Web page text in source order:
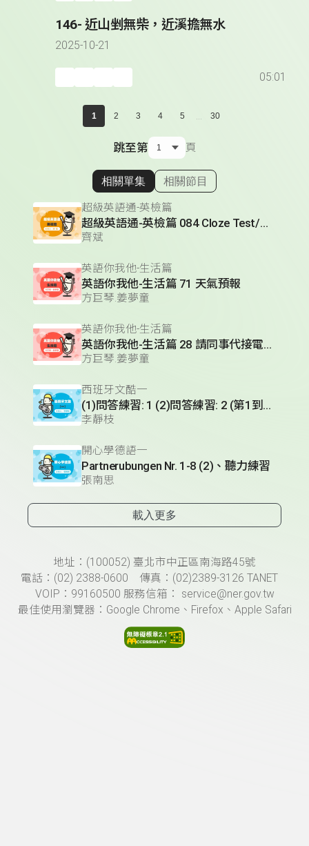
146- 近山剉無柴，近溪擔無水
2025-10-21
05:01
1 2 3 4 5 ... 30
跳至第 頁
顯示相關單集
相關單集 相關節目
超級英語通-英檢篇
超級英語通-英檢篇 084 Cloze Test/段落填空-14
齊斌
英語你我他-生活篇
英語你我他-生活篇 71 天氣預報
方巨琴.姜夢童
英語你我他-生活篇
英語你我他-生活篇 28 請同事代接電話(1)
方巨琴.姜夢童
西班牙文酷一
(1)問答練習: 1 (2)問答練習: 2 (第1到3題) (3)實用短句單元 (Hablando en plata)- 火車篇 (II)
李靜枝
開心學德語一
Partnerubungen Nr. 1-8 (2)、聽力練習
張南思
載入更多
頁尾資訊地址：(100052) 臺北市中正區南海路45號
電話：(02) 2388-0600 傳真：(02)2389-3126 TANET
VOIP：99160500 服務信箱： service@ner.gov.tw
最佳使用瀏覽器：Google Chrome、Firefox、Apple Safari